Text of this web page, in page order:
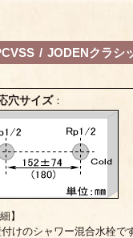
/ JODENクラシ
穴サイズ：
】
けのシャワー混合水栓で